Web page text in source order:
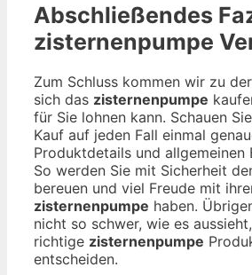
Abschließendes
zisternenpumpe
Zum Schluss kommen wir zu
sich das zisternenpumpe
für Sie lohnen kann. Schauen
Kauf auf jeden Fall einmal
Produktdetails und allgemeinen
So werden Sie mit Sicherheit
bereuen und viel Freude mit
zisternenpumpe haben.
nicht so schwer, wie es
richtige zisternenpumpe
entscheiden.